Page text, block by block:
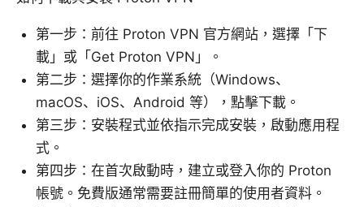
第一步：前往 Proton VPN 官方網站，選擇「下
載」或「Get Proton VPN」。
第二步：選擇你的作業系統（Windows、
macOS、iOS、Android 等），點擊下載。
第三步：安裝程式並依指示完成安裝，啟動應用程
式。
第四步：在首次啟動時，建立或登入你的 Proton
帳號。免費版通常需要註冊簡單的使用者資料。